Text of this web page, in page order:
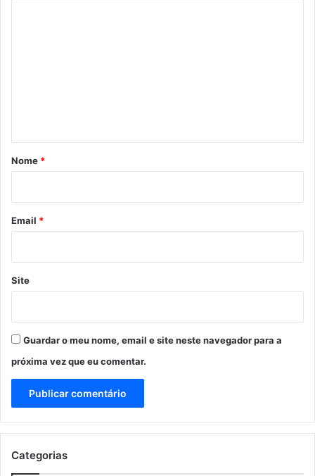
r
*
Nome *
Email *
Site
Guardar o meu nome, email e site neste navegador para a
próxima vez que eu comentar.
Categorias